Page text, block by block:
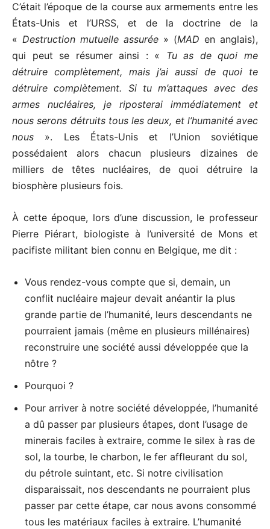
C’était l’époque de la course aux armements entre les
États-Unis et l’URSS, et de la doctrine de la
« Destruction mutuelle assurée » (MAD en anglais),
qui peut se résumer ainsi : « Tu as de quoi me
détruire complète­ment, mais j’ai aussi de quoi te
détruire complètement. Si tu m’attaques avec des
armes nucléaires, je riposterai immé­diatement et
nous serons détruits tous les deux, et l’humanité avec
nous ». Les États-Unis et l’Union soviétique
possédaient alors chacun plusieurs dizaines de
milliers de têtes nucléaires, de quoi détruire la
biosphère plusieurs fois.
À cette époque, lors d’une discussion, le professeur
Pierre Piérart, biologiste à l’université de Mons et
pacifiste militant bien connu en Belgique, me dit :
Vous rendez-vous compte que si, demain, un
conflit nucléaire majeur devait anéantir la plus
grande partie de l’humanité, leurs descendants ne
pourraient jamais (même en plusieurs millénaires)
reconstruire une société aussi développée que la
nôtre ?
Pourquoi ?
Pour arriver à notre société développée, l’humanité
a dû passer par plusieurs étapes, dont l’usage de
minerais faciles à extraire, comme le silex à ras de
sol, la tourbe, le charbon, le fer affleurant du sol,
du pétrole suintant, etc. Si notre civilisation
disparaissait, nos descendants ne pourraient plus
passer par cette étape, car nous avons consommé
tous les matériaux faciles à extraire. L’humanité